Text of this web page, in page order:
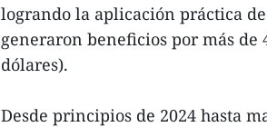
logrando la aplicación práctica
generaron beneficios por más
dólares).
Desde principios de 2024 hasta